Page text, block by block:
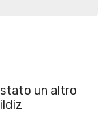
un altro